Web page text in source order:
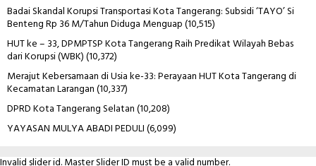
Badai Skandal Korupsi Transportasi Kota Tangerang: Subsidi ‘TAYO’ Si
Benteng Rp 36 M/Tahun Diduga Menguap(10,515)
HUT ke – 33, DPMPTSP Kota Tangerang Raih Predikat Wilayah Bebas
dari Korupsi (WBK)(10,372)
Merajut Kebersamaan di Usia ke-33: Perayaan HUT Kota Tangerang di
Kecamatan Larangan(10,337)
DPRD Kota Tangerang Selatan(10,208)
YAYASAN MULYA ABADI PEDULI(6,099)